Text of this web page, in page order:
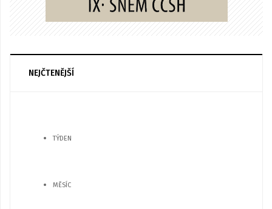
NEJČTENĚJŠÍ
TÝDEN
MĚSÍC